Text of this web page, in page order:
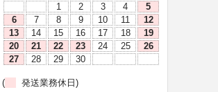
1
2 3 4
5
6
7 8 9 10 11
12
13
14 15 16 17 18
19
20
21 22 23 24 25
26
27
28 29 30
( 発送業務休日)